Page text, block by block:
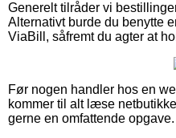
Generelt tilråder vi
Alternativt burde du benytte
ViaBill, såfremt du agter at
Før nogen handler hos en
kommer til alt læse
gerne en omfattende opgave.